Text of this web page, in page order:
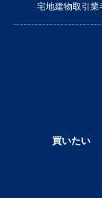
宅地建物取引
買いたい